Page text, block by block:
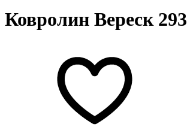
Ковролин Вереск 293